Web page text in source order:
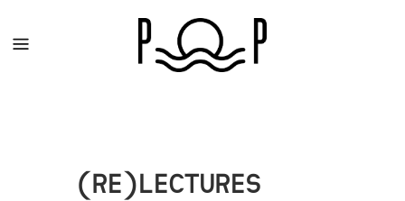
(RE)LECTURES